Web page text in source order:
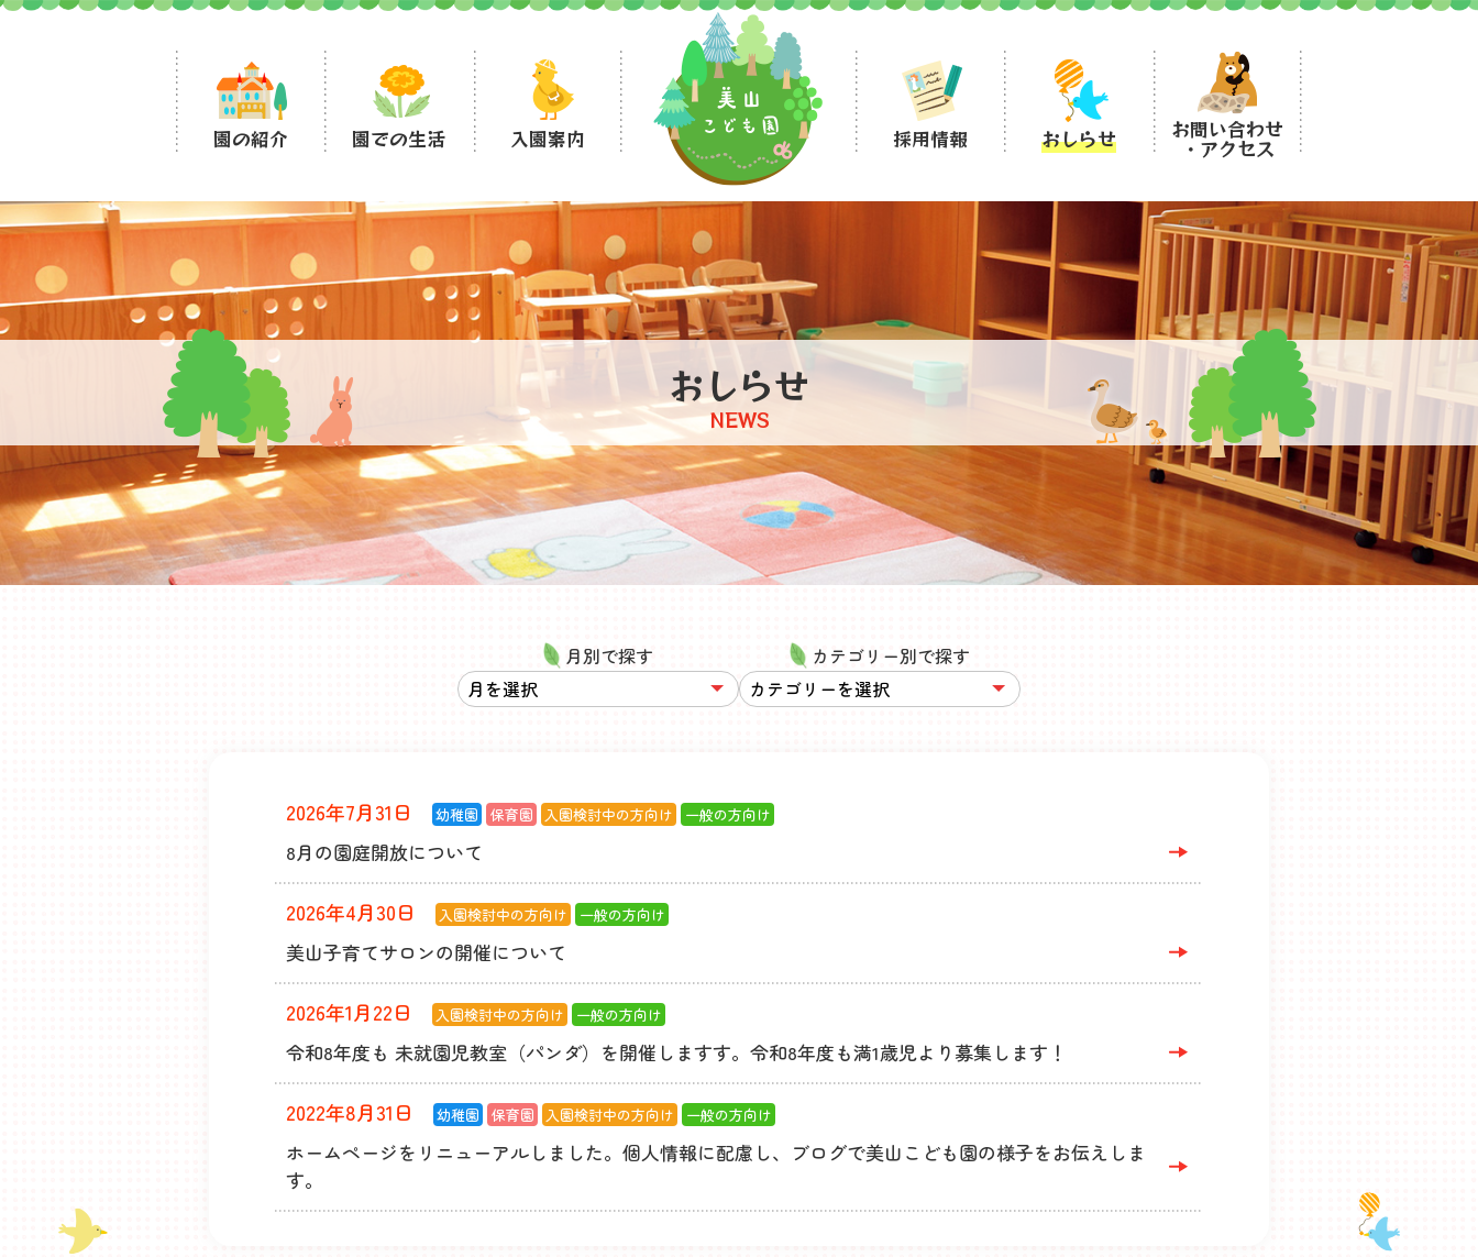
園の紹介 園での生活 入園案内 採用情報 おしらせ お問い合わせ
・アクセス
おしらせ
NEWS
月別で探す カテゴリー別で探す
2026年7月31日 幼稚園 保育園 入園検討中の方向け 一般の方向け
8月の園庭開放について
2026年4月30日 入園検討中の方向け 一般の方向け
美山子育てサロンの開催について
2026年1月22日 入園検討中の方向け 一般の方向け
令和8年度も 未就園児教室（パンダ）を開催しますす。令和8年度も満1歳児より募集します！
2022年8月31日 幼稚園 保育園 入園検討中の方向け 一般の方向け
ホームページをリニューアルしました。個人情報に配慮し、ブログで美山こども園の様子をお伝えしま
す。